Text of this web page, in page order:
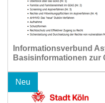
Informationsverbund
Basisinformationen zur
Neu